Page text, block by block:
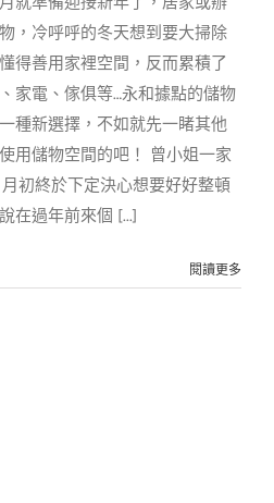
，冷呼呼的冬天想到要大掃除
得善用家裡空間，反而累積了
家電、傢俱等…永和據點的儲物
種新選擇，不如就先一睹其他
用儲物空間的吧！ 曾小姐一家
初終於下定決心想要好好整頓
在過年前來個 [...]
閱讀更多